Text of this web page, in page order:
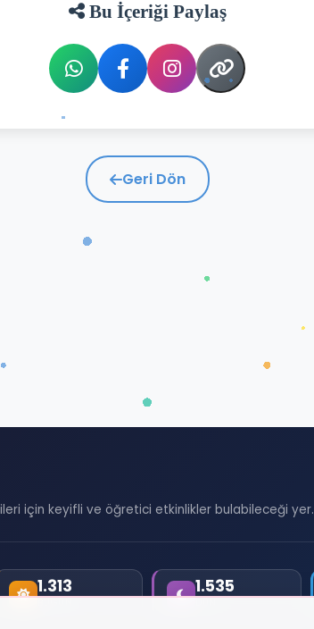
Bu İçeriği Paylaş
Geri Dön
için keyifli ve öğretici etkinlikler bulabileceği yer.
1.313 1.535